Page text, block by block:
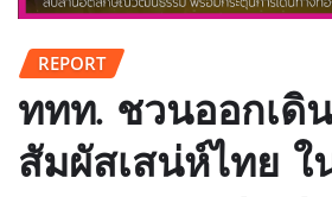
REPORT
ททท. ชวนออกเดิ
สัมผัสเสน่ห์ไทย ใ